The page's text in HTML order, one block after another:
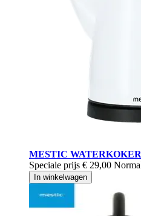
MESTIC
Speciale prijs € 29,00
In winkelwagen